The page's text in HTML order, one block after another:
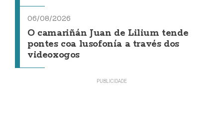
06/08/2026
O camariñán Juan de Lilium tende
pontes coa lusofonía a través dos
videoxogos